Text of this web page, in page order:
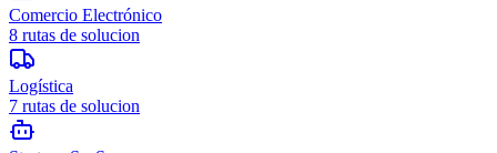
Comercio Electrónico
8 rutas de solucion
Logística
7 rutas de solucion